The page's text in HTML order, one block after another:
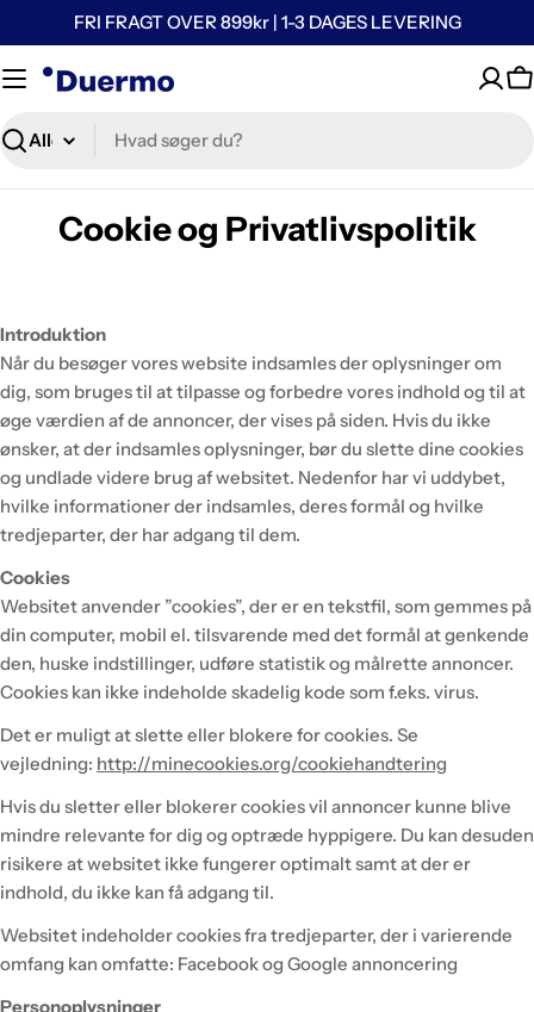
FRI FRAGT OVER 899kr | 1-3 DAGES LEVERING
Søg
Cookie og Privatlivspolitik
Introduktion
Når du besøger vores website indsamles der oplysninger om
dig, som bruges til at tilpasse og forbedre vores indhold og til at
øge værdien af de annoncer, der vises på siden. Hvis du ikke
ønsker, at der indsamles oplysninger, bør du slette dine cookies
og undlade videre brug af websitet. Nedenfor har vi uddybet,
hvilke informationer der indsamles, deres formål og hvilke
tredjeparter, der har adgang til dem.
Cookies
Websitet anvender ”cookies”, der er en tekstfil, som gemmes på
din computer, mobil el. tilsvarende med det formål at genkende
den, huske indstillinger, udføre statistik og målrette annoncer.
Cookies kan ikke indeholde skadelig kode som f.eks. virus.
Det er muligt at slette eller blokere for cookies. Se
vejledning: http://minecookies.org/cookiehandtering
Hvis du sletter eller blokerer cookies vil annoncer kunne blive
mindre relevante for dig og optræde hyppigere. Du kan desuden
risikere at websitet ikke fungerer optimalt samt at der er
indhold, du ikke kan få adgang til.
Websitet indeholder cookies fra tredjeparter, der i varierende
omfang kan omfatte: Facebook og Google annoncering
Personoplysninger